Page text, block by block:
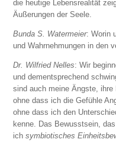
die heutige Lebensrealität
Äußerungen der Seele.
Bunda S. Watermeier: Worin
und Wahrnehmungen in den
Dr. Wilfried Nelles: Wir
und dementsprechend
sind auch meine Ängste,
ohne dass ich die Gefühle
ohne dass ich den
kenne. Das Bewusstsein,
ichsymbiotisches